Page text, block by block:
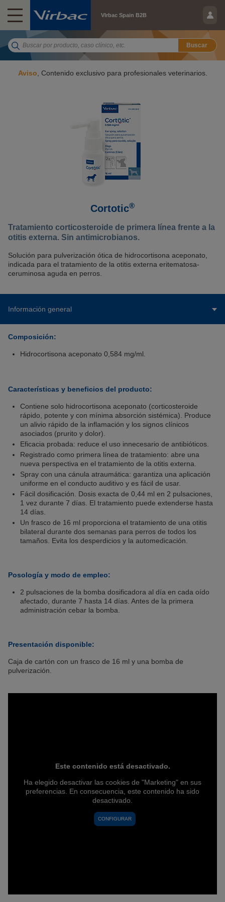
VIrbac Spain B2B
Buscar
Aviso , Contenido exclusivo para profesionales veterinarios.
Cortotic®
Tratamiento corticosteroide de primera línea frente a la
otitis externa. Sin antimicrobianos.
Solución para pulverización ótica de hidrocortisona aceponato,
indicada para el tratamiento de la otitis externa eritematosa-
ceruminosa aguda en perros.
Información general
Composición:
Hidrocortisona aceponato 0,584 mg/ml.
Características y beneficios del producto:
Contiene solo hidrocortisona aceponato (corticosteroide
rápido, potente y con mínima absorción sistémica). Produce
un alivio rápido de la inflamación y los signos clínicos
asociados (prurito y dolor).
Eficacia probada: reduce el uso innecesario de antibióticos.
Registrado como primera línea de tratamiento: abre una
nueva perspectiva en el tratamiento de la otitis externa.
Spray con una cánula atraumática: garantiza una aplicación
uniforme en el conducto auditivo y es fácil de usar.
Fácil dosificación. Dosis exacta de 0,44 ml en 2 pulsaciones,
1 vez durante 7 días. El tratamiento puede extenderse hasta
14 días.
Un frasco de 16 ml proporciona el tratamiento de una otitis
bilateral durante dos semanas para perros de todos los
tamaños. Evita los desperdicios y la automedicación.
Posología y modo de empleo:
2 pulsaciones de la bomba dosificadora al día en cada oído
afectado, durante 7 hasta 14 días. Antes de la primera
administración cebar la bomba.
Presentación disponible:
Caja de cartón con un frasco de 16 ml y una bomba de
pulverización.